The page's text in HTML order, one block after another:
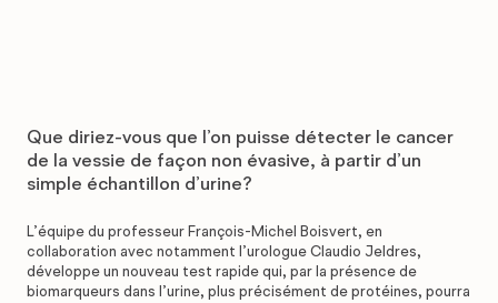
Que diriez-vous que l’on puisse détecter le cancer
de la vessie de façon non évasive, à partir d’un
simple échantillon d’urine?
L’équipe du professeur François-Michel Boisvert, en
collaboration avec notamment l’urologue Claudio Jeldres,
développe un nouveau test rapide qui, par la présence de
biomarqueurs dans l’urine, plus précisément de protéines, pourra